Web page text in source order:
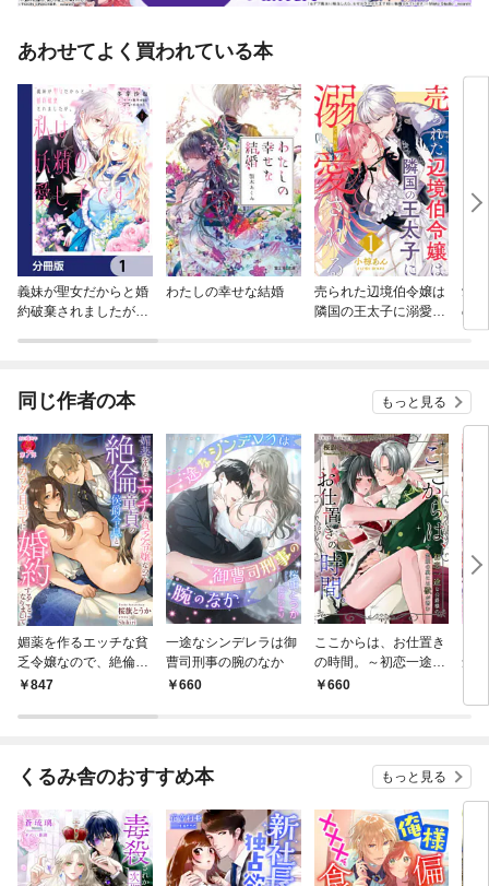
あわせてよく買われている本
義妹が聖女だからと婚
約破棄されましたが、
わたしの幸せな結婚
売られた辺境伯令嬢は
隣国の王太子に溺愛さ
愛
の
溺
那
同じ作者の本 もっと見る
媚薬を作るエッチな貧
乏令嬢なので、絶倫童
貞の侯爵令息とカラダ
になりまして
847
一途なシンデレラは御
曹司刑事の腕のなか
660
ここからは、お仕置き
の時間。～初恋一途な
公爵様の笑顔の裏には
660
念
くるみ舎のおすすめ本 もっと見る